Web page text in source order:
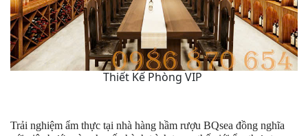
Thiết Kế Phòng VIP
Trải nghiệm ẩm thực tại nhà hàng hầm rượu BQsea đồng nghĩa